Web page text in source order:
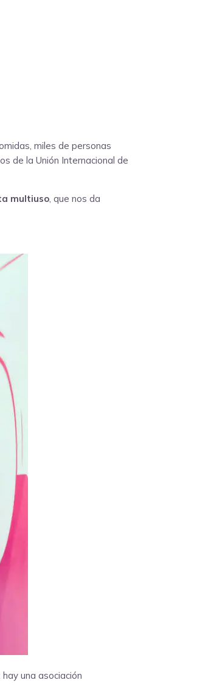
miles de personas
de la Unión Internacional de
multiuso, que nos da
una asociación